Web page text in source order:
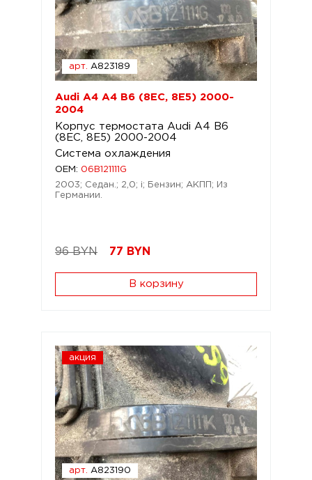
арт. A823189
Audi A4 A4 B6 (8EC, 8E5) 2000-
2004
Корпус термостата Audi A4 B6
(8EC, 8E5) 2000-2004
Система охлаждения
OEM: 06B121111G
2003; Седан.; 2,0; i; Бензин; АКПП; Из
Германии.
96 BYN 77 BYN
В корзину
акция
арт. A823190